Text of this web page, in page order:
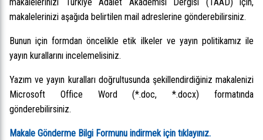
makalelerinizi Türkiye Adalet Akademisi Dergisi (TAAD) için,
makalelerinizi aşağıda belirtilen mail adreslerine gönderebilirsiniz.
Bunun için formdan öncelikle etik ilkeler ve yayın politikamız ile
yayın kurallarını incelemelisiniz.
Yazım ve yayın kuralları doğrultusunda şekillendirdiğiniz makalenizi
Microsoft Office Word (*.doc, *.docx) formatında
gönderebilirsiniz.
Makale Gönderme Bilgi Formunu indirmek için tıklayınız.